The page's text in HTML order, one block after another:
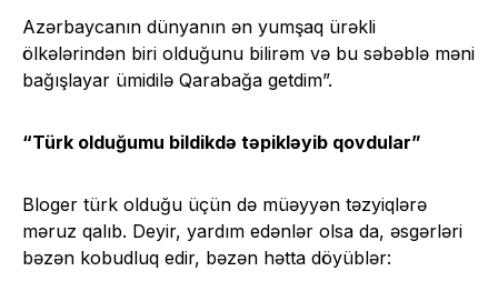
Azərbaycanın dünyanın ən yumşaq ürəkli
ölkələrindən biri olduğunu bilirəm və bu səbəblə məni
bağışlayar ümidilə Qarabağa getdim”.
“Türk olduğumu bildikdə təpikləyib qovdular”
Bloger türk olduğu üçün də müəyyən təzyiqlərə
məruz qalıb. Deyir, yardım edənlər olsa da, əsgərləri
bəzən kobudluq edir, bəzən hətta döyüblər: